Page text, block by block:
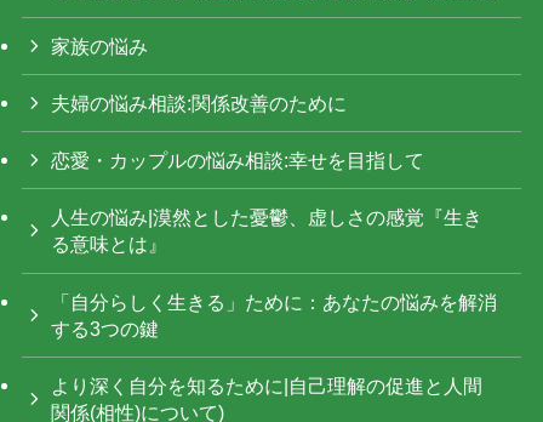
家族の悩み
夫婦の悩み相談:関係改善のために
恋愛・カップルの悩み相談:幸せを目指して
人生の悩み|漠然とした憂鬱、虚しさの感覚『生き
る意味とは』
「自分らしく生きる」ために：あなたの悩みを解消
する3つの鍵
より深く自分を知るために|自己理解の促進と人間
関係(相性)について)